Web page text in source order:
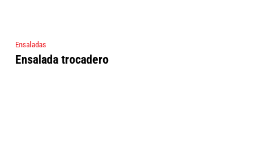
Ensaladas
Ensalada trocadero